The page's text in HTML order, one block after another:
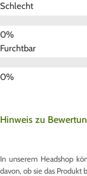
Schlecht
Furchtbar
Hinweis zu
In unserem Headshop
davon, ob sie das Produkt